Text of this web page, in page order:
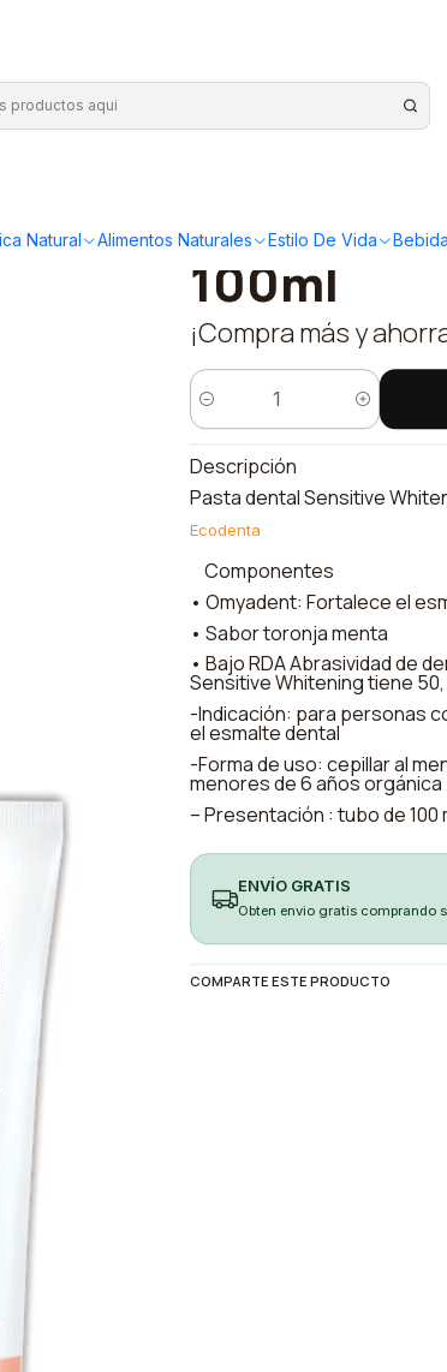
Natural Alimentos Naturales Estilo De Vida
100ml
100ml
¡Compra más y
Quantity
Descripción
Pasta dental Sensitive
Ecodenta
Componentes
• Omyadent: Fortalece el
• Sabor toronja menta
• Bajo RDA Abrasividad de
Sensitive Whitening tiene
-Indicación: para personas
el esmalte dental
-Forma de uso: cepillar al
menores de 6 años orgánica
– Presentación : tubo de 100
ENVÍO GRATIS
Obten envio gratis comprando
COMPARTE ESTE PRODUCTO